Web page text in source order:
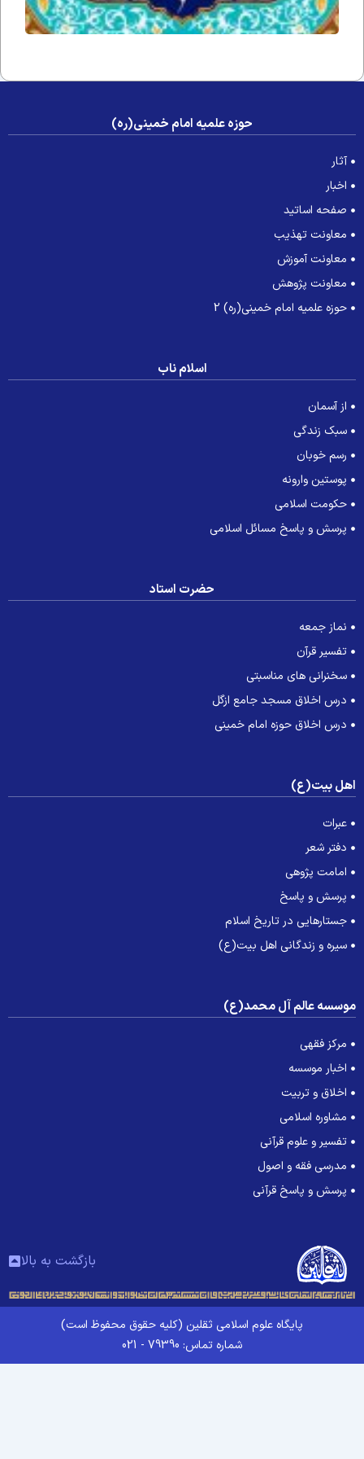
و آله
و
حوزه علمیه امام خمینی(ره)
آثار
اخبار
صفحه اساتید
معاونت تهذیب
معاونت آموزش
معاونت پژوهش
حوزه علمیه امام خمینی(ره) 2
اسلام ناب
از آسمان
سبک زندگی
رسم خوبان
پوستین وارونه
حکومت اسلامی
پرسش و پاسخ مسائل اسلامی
حضرت استاد
نماز جمعه
تفسیر قرآن
سخنرانی های مناسبتی
درس اخلاق مسجد جامع ازگل
درس اخلاق حوزه امام خمینی
بیت(ع)
عبرات
دفتر شعر
امامت پژوهی
پرسش و پاسخ
جستارهایی در تاریخ اسلام
سیره و زندگانی اهل بیت(ع)
عالم آل محمد(ع)
مرکز فقهی
اخبار موسسه
اخلاق و تربیت
مشاوره اسلامی
تفسیر و علوم قرآنی
مدرسی فقه و اصول
پرسش و پاسخ قرآنی
بازگشت به بالا
پایگاه علوم اسلامی ثقلین (کلیه حقوق محفوظ است)
شماره تماس: 79390 - 021